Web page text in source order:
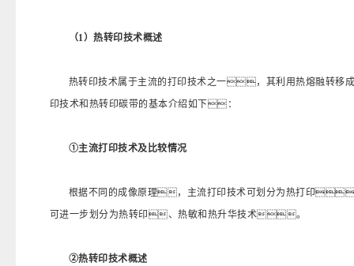
（1）热转印技术概述
热转印技术属于主流的打印技术之一，其利用热熔融
印技术和热转印碳带的基本介绍如下：
①主流打印技术及比较情况
根据不同的成像原理，主流打印技术可划分为热打印
可进一步划分为热转印、热敏和热升华技术。
②热转印技术概述